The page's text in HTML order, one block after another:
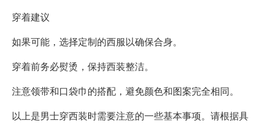
穿着建议
如果可能，选择定制的西服以确保合身。
穿着前务必熨烫，保持西装整洁。
注意领带和口袋巾的搭配，避免颜色和图案完全相同。
以上是男士穿西装时需要注意的一些基本事项。请根据具